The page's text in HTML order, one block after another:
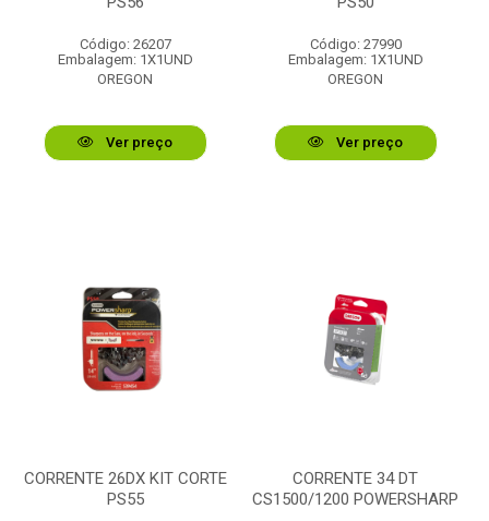
Código: 26207
Embalagem: 1X1UND
OREGON
Ver preço
Código: 27990
Embalagem: 1X1UND
OREGON
Ver preço
CORRENTE 26DX KIT CORTE
PS55
CORRENTE 34 DT
CS1500/1200 POWERSHARP